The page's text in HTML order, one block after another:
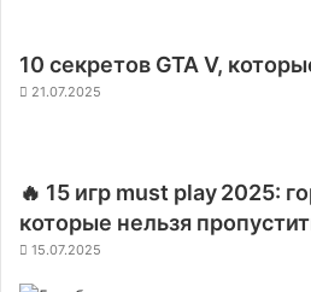
10 секретов GTA V,
21.07.2025
🔥 15 игр must play 2025:
которые нельзя
15.07.2025